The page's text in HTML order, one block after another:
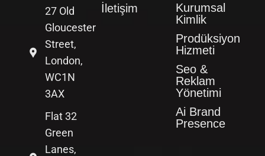
27 Old
Gloucester
Street,
London,
WC1N
3AX
Flat 32
Green
Lanes,
İletişim
Kurumsal
Kimlik
Prodüksiyon
Hizmeti
Seo &
Reklam
Yönetimi
Ai Brand
Presence